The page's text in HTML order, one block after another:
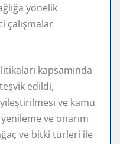
yönelik
çalışmalar
kapsamında
edildi,
ve kamu
yenileme ve onarım
ve bitki türleri ile